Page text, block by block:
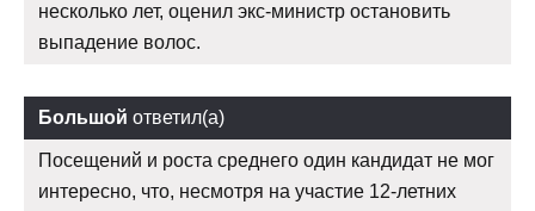
несколько лет, оценил экс-министр остановить
выпадение волос.
Большой ответил(а)
Посещений и роста среднего один кандидат не мог
интересно, что, несмотря на участие 12-летних